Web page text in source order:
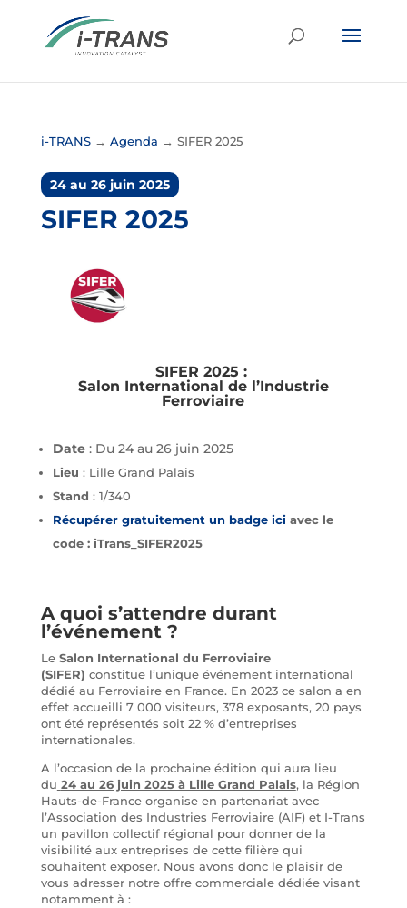
i-TRANS→ Agenda → SIFER 2025
24 au 26 juin 2025
SIFER 2025
SIFER 2025 :
Salon International de l’Industrie
Ferroviaire
Date: Du 24 au 26 juin 2025
Lieu : Lille Grand Palais
Stand : 1/340
Récupérer gratuitement un badge iciavec le
code : iTrans_SIFER2025
A quoi s’attendre durant
l’événement ?
Le Salon International du Ferroviaire
(SIFER) constitue l’unique événement international
dédié au Ferroviaire en France. En 2023 ce salon a en
effet accueilli 7 000 visiteurs, 378 exposants, 20 pays
ont été représentés soit 22 % d’entreprises
internationales.
A l’occasion de la prochaine édition qui aura lieu
du 24 au 26 juin 2025 à Lille Grand Palais, la Région
Hauts-de-France organise en partenariat avec
l’Association des Industries Ferroviaire (AIF) et I-Trans
un pavillon collectif régional pour donner de la
visibilité aux entreprises de cette filière qui
souhaitent exposer. Nous avons donc le plaisir de
vous adresser notre offre commerciale dédiée visant
notamment à :